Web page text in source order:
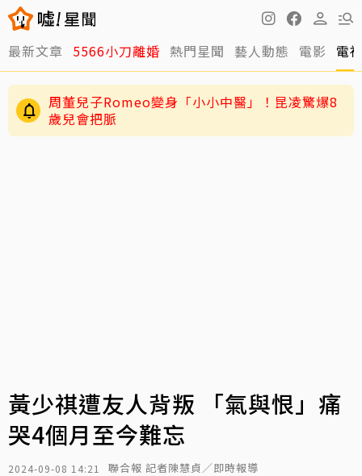
最新文章 5566小刀離婚 熱門星聞 藝人動態 電影 電
周董兒子Romeo變身「小小中醫」！昆凌驚爆8
歲兒會把脈
黃少祺遭友人背叛 「氣與恨」痛
哭4個月至今難忘
2024-09-08 14:21 聯合報 記者陳慧貞／即時報導